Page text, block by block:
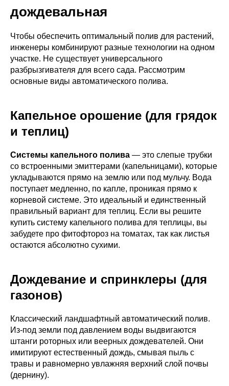
дождевальная
Чтобы обеспечить оптимальный полив для растений,
инженеры комбинируют разные технологии на одном
участке. Не существует универсального
разбрызгивателя для всего сада. Рассмотрим
основные виды автоматического полива.
Капельное орошение (для грядок
и теплиц)
Системы капельного полива — это слепые трубки
со встроенными эмиттерами (капельницами), которые
укладываются прямо на землю или под мульчу. Вода
поступает медленно, по капле, проникая прямо к
корневой системе. Это идеальный и единственный
правильный вариант для теплиц. Если вы решите
купить систему капельного полива для теплицы, вы
забудете про фитофтороз на томатах, так как листья
остаются абсолютно сухими.
Дождевание и спринклеры (для
газонов)
Классический ландшафтный автоматический полив.
Из-под земли под давлением воды выдвигаются
штанги роторных или веерных дождевателей. Они
имитируют естественный дождь, смывая пыль с
травы и равномерно увлажняя верхний слой почвы
(дернину).